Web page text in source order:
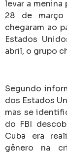
levar a menina
28 de março
chegaram ao
Estados
abril, o grupo
Segundo
dos Estados
mas se
do FBI
Cuba era
gênero na